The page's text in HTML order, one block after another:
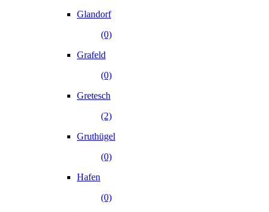
Glandorf
(0)
Grafeld
(0)
Gretesch
(2)
Gruthügel
(0)
Hafen
(0)